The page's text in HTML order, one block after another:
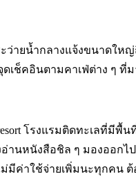
ว่ายน้ำกลางแจ้งขนาดให
เช็คอินตามคาเฟ่ต่าง ๆ
resort โรงแรมติดทะเลที่
านหนังสือชิล ๆ มองออก
ค่าใช้จ่ายเพิ่มนะทุกคน ต้